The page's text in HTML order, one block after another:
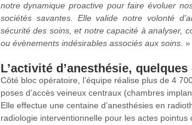
notre dynamique proactive pour faire évoluer
sociétés savantes. Elle valide notre volonté
sécurité des soins, et notre capacité à analyser,
ou évènements indésirables associés aux soins. »
L’activité d’anesthésie,
Côté bloc opératoire, l’équipe réalise plus de 4
poses d’accès veineux centraux (chambres
Elle effectue une centaine d’anesthésies en
radiologie interventionnelle pour les actes pointus